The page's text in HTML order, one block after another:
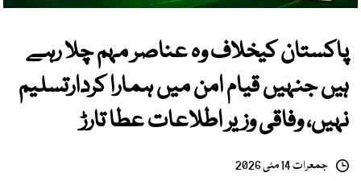
پاکستان کیخلاف وہ عناصر مہم چلا رہے
ہیں جنہیں قیام امن میں ہمارا کردارتسلیم
نہیں، وفاقی وزیر اطلاعات عطا تارڑ
جمعرات 14 مئی 2026